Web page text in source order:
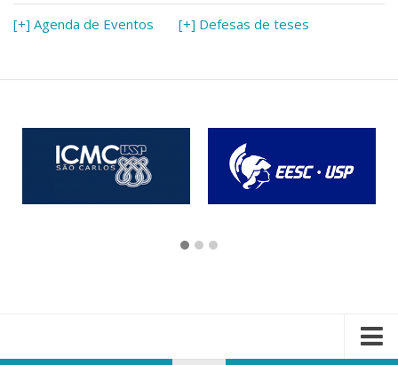
[+] Agenda de Eventos [+] Defesas de teses